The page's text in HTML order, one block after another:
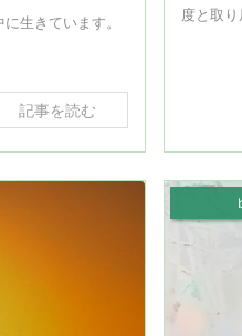
生きています。
記事を読む
度と取